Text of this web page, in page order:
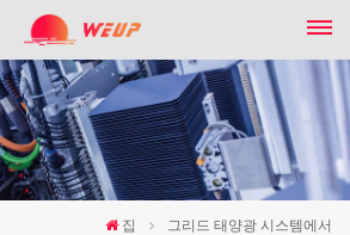
집 그리드 태양광 시스템에서